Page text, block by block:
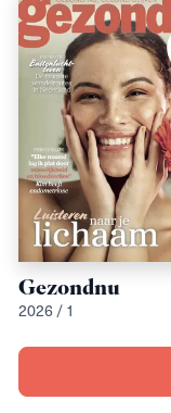
Gezondnu
2026 / 1